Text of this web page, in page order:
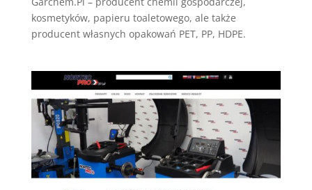
kosmetyków, papieru toaletowego, ale także
producent własnych opakowań PET, PP, HDPE.